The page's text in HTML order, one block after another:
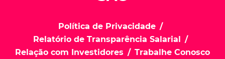
Política de Privacidade
Relatório de Transparência Salarial
Relação com Investidores
Trabalhe Conosco